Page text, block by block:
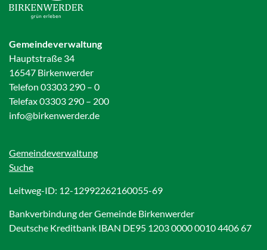
Gemeindeverwaltung
Hauptstraße 34
16547 Birkenwerder
Telefon 03303 290 – 0
Telefax 03303 290 – 200
info@birkenwerder.de
Gemeindeverwaltung
Suche
Leitweg-ID: 12-12992262160055-69
Bankverbindung der Gemeinde Birkenwerder
Deutsche Kreditbank IBAN DE95 1203 0000 0010 4406 67